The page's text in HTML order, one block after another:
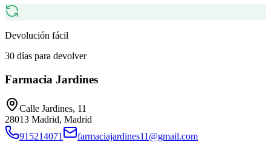
Devolución fácil
30 días para devolver
Farmacia Jardines
Calle Jardines, 11
28013 Madrid, Madrid
915214071
farmaciajardines11@gmail.com